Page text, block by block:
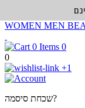
WOMEN MEN
0
0
+1
שכחת סיסמה?